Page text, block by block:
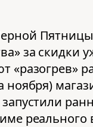
за скидки
«разогрев»
ноября)
реального